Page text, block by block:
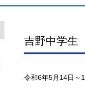
吉野中学生
令和6年5月14日～